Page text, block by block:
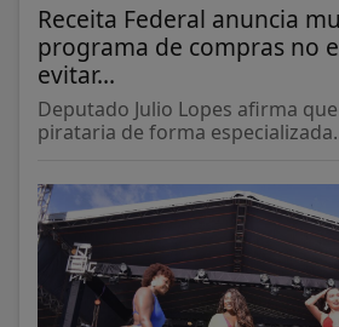
Receita Federal anuncia
programa de compras no
evitar...
Deputado Julio Lopes afirma
pirataria de forma